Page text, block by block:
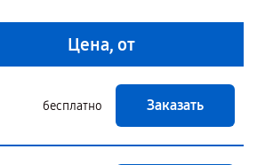
Цена, от
бесплатно Заказать